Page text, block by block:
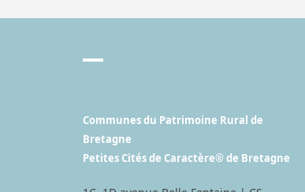
le patrimoine se cachait…
Communes du Patrimoine Rural de
Bretagne
Petites Cités de Caractère® de Bretagne